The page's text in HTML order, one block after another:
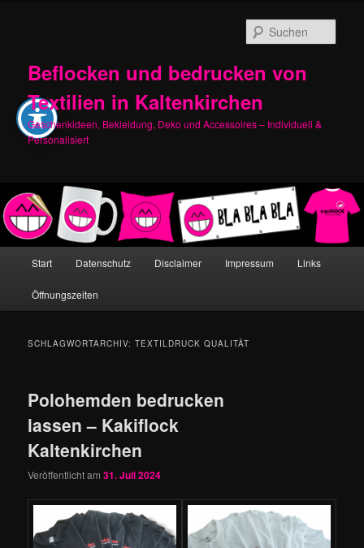
Beflocken und bedrucken von
Textilien in Kaltenkirchen
Geschenkideen, Bekleidung, Deko und Accessoires – Individuell &
Personalisiert
Start Datenschutz Disclaimer Impressum Links
Öffnungszeiten
SCHLAGWORTARCHIV:TEXTILDRUCK QUALITÄT
Polohemden bedrucken
lassen – Kakiflock
Kaltenkirchen
Veröffentlicht am31. Juli 2024